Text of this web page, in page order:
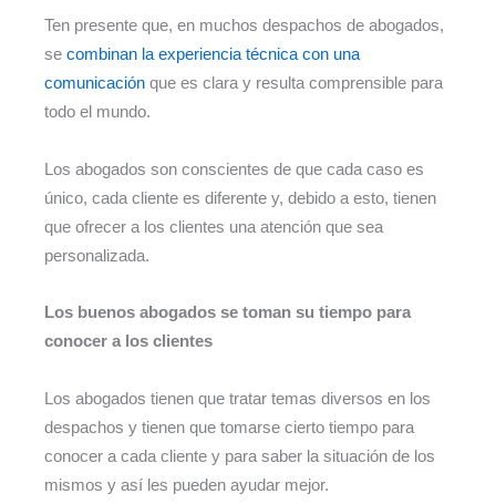
Ten presente que, en muchos despachos de abogados,
se combinan la experiencia técnica con una
comunicación que es clara y resulta comprensible para
todo el mundo.
Los abogados son conscientes de que cada caso es
único, cada cliente es diferente y, debido a esto, tienen
que ofrecer a los clientes una atención que sea
personalizada.
Los buenos abogados se toman su tiempo para
conocer a los clientes
Los abogados tienen que tratar temas diversos en los
despachos y tienen que tomarse cierto tiempo para
conocer a cada cliente y para saber la situación de los
mismos y así les pueden ayudar mejor.